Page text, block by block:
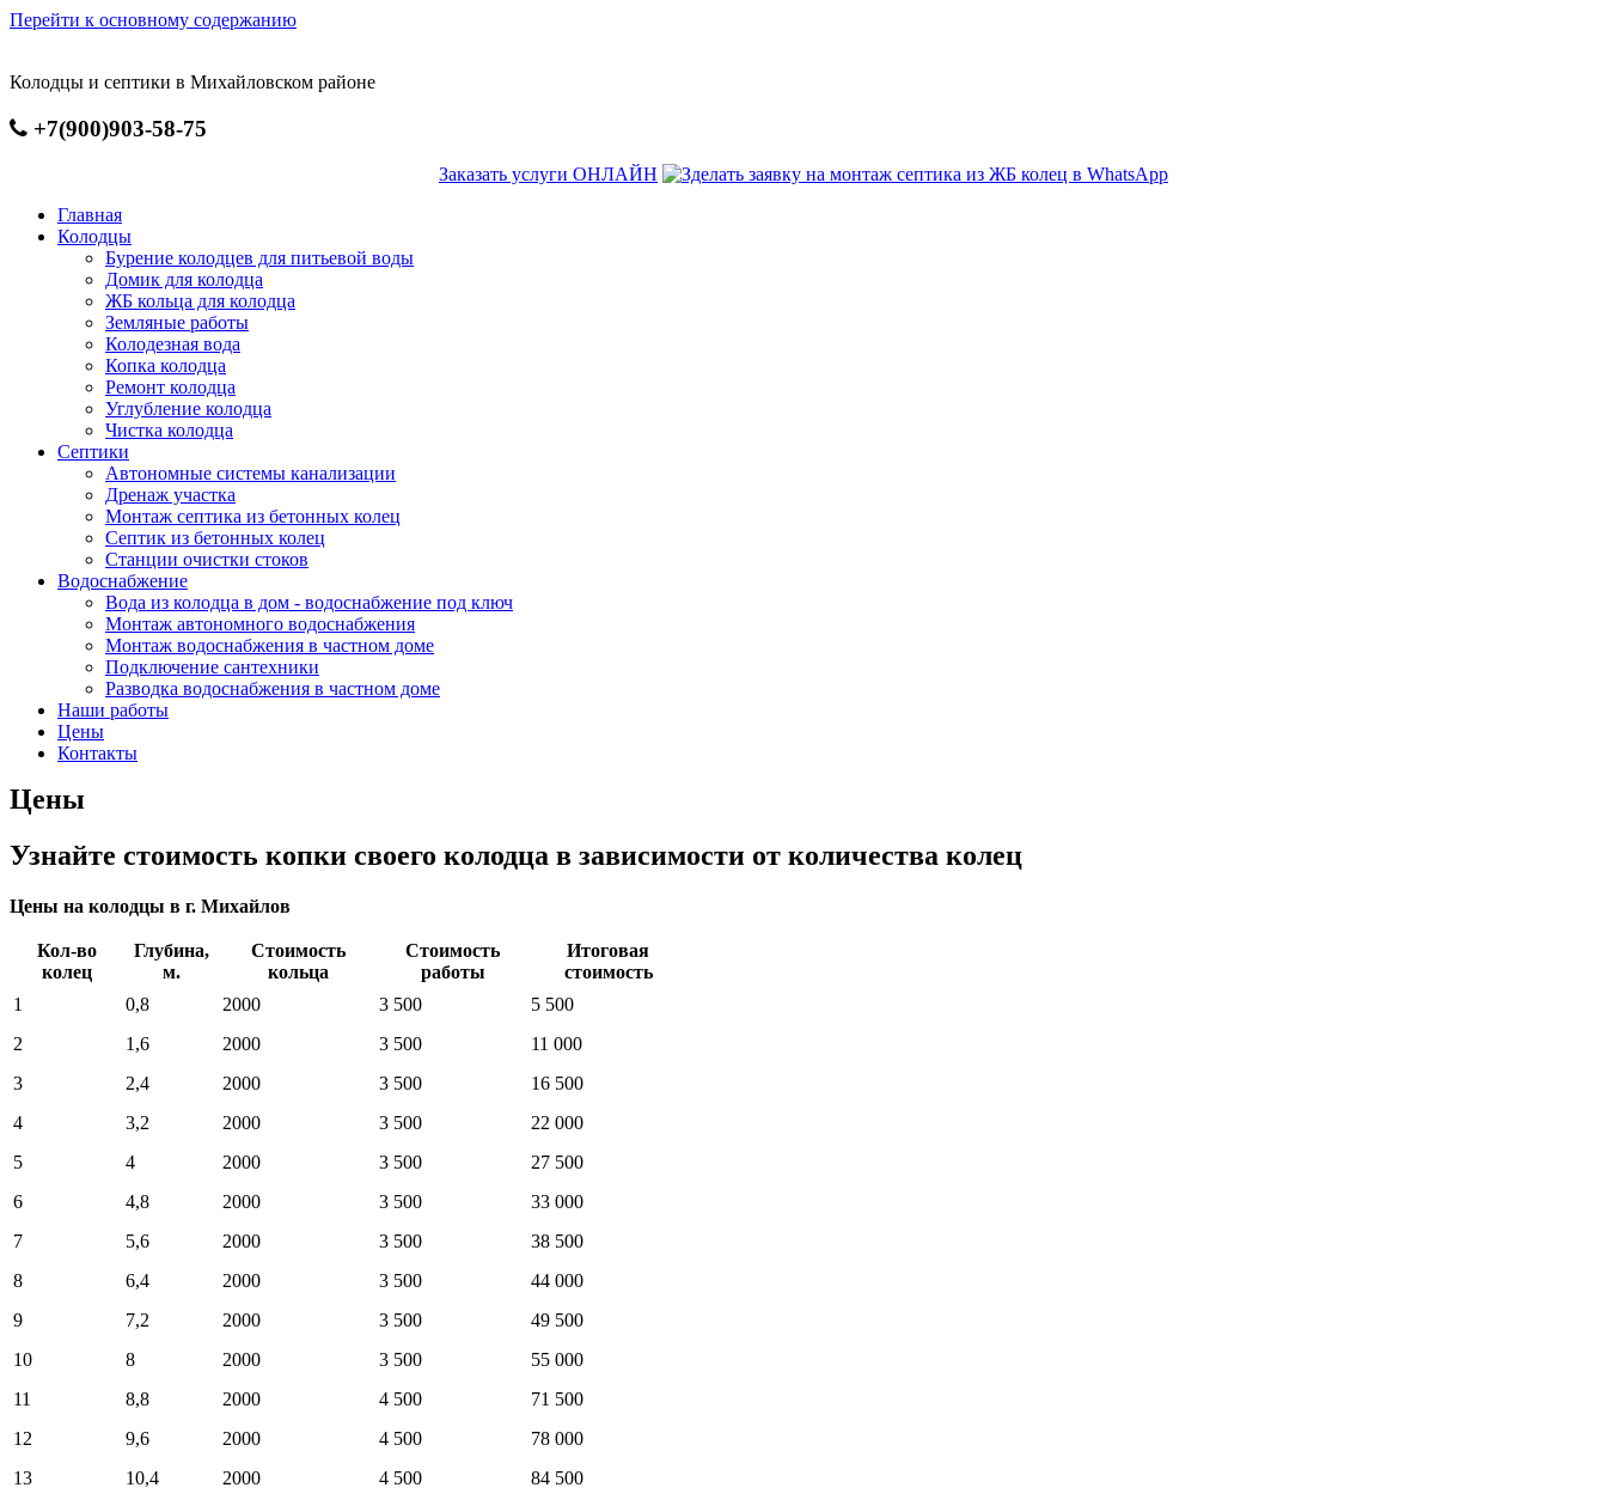
Перейти к основному содержанию
Колодцы и септики в Михайловском районе
+7(900)903-58-75
Заказать услуги ОНЛАЙН
Главная
Колодцы
Бурение колодцев для питьевой воды
Домик для колодца
ЖБ кольца для колодца
Земляные работы
Колодезная вода
Копка колодца
Ремонт колодца
Углубление колодца
Чистка колодца
Септики
Автономные системы канализации
Дренаж участка
Монтаж септика из бетонных колец
Септик из бетонных колец
Станции очистки стоков
Водоснабжение
Вода из колодца в дом - водоснабжение под ключ
Монтаж автономного водоснабжения
Монтаж водоснабжения в частном доме
Подключение сантехники
Разводка водоснабжения в частном доме
Наши работы
Цены
Контакты
Цены
Узнайте стоимость копки своего колодца в зависимости от количества колец
Цены на колодцы в г. Михайлов
Кол-во
колец
Глубина,
м.
Стоимость
кольца
Стоимость
работы
Итоговая
стоимость
1
0,8 2000 3 500
5 500
2
1,6 2000 3 500
11 000
3
2,4 2000 3 500
16 500
4
3,2 2000 3 500
22 000
5
4 2000 3 500
27 500
6
4,8 2000 3 500
33 000
7
5,6 2000 3 500
38 500
8
6,4 2000 3 500
44 000
9
7,2 2000 3 500
49 500
10
8 2000 3 500
55 000
11
8,8 2000 4 500
71 500
12
9,6 2000 4 500
78 000
13
10,4 2000 4 500
84 500